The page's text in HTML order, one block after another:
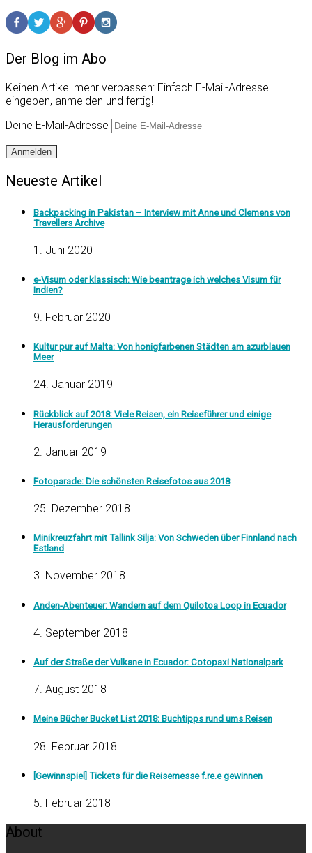
Der Blog im Abo
Keinen Artikel mehr verpassen: Einfach E-Mail-Adresse
eingeben, anmelden und fertig!
Deine E-Mail-Adresse
Anmelden
Neueste Artikel
Backpacking in Pakistan – Interview mit Anne und Clemens von
Travellers Archive
1. Juni 2020
e-Visum oder klassisch: Wie beantrage ich welches Visum für
Indien?
9. Februar 2020
Kultur pur auf Malta: Von honigfarbenen Städten am azurblauen
Meer
24. Januar 2019
Rückblick auf 2018: Viele Reisen, ein Reiseführer und einige
Herausforderungen
2. Januar 2019
Fotoparade: Die schönsten Reisefotos aus 2018
25. Dezember 2018
Minikreuzfahrt mit Tallink Silja: Von Schweden über Finnland nach
Estland
3. November 2018
Anden-Abenteuer: Wandern auf dem Quilotoa Loop in Ecuador
4. September 2018
Auf der Straße der Vulkane in Ecuador: Cotopaxi Nationalpark
7. August 2018
Meine Bücher Bucket List 2018: Buchtipps rund ums Reisen
28. Februar 2018
[Gewinnspiel] Tickets für die Reisemesse f.re.e gewinnen
5. Februar 2018
About